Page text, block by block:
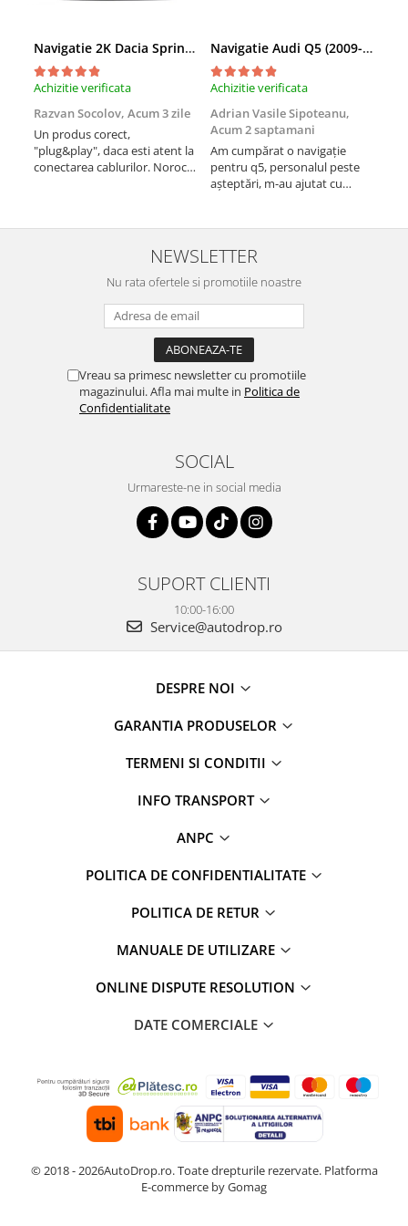
Navigatie 2K Dacia Spring (2021- Prezent), Android, S-Quadcore / 4GB RAM + 64GB ROM, 9.5 Inch - AD-BGS90042K+AD-BGRKIT366V4s
Achizitie verificata
Razvan Socolov, Acum 3 zile
Un produs corect,
"plug&play", daca esti atent la
conectarea cablurilor. Noroc
indrumat pas cu pas si mi-a
atras atentia ca nu era
conectat cablul de video de la
Navigatie Audi Q5 (2009-2017), Linux OS & OEM, MMI 3G, CarPlay & Android Auto Wireless, MirrorLink, Camera AHD, 12.3 Inch - AD-BGAALNXH+AD-BGRKITQ5002
Achizitie verificata
Adrian Vasile Sipoteanu,
Acum 2 saptamani
Am cumpărat o navigație
pentru q5, personalul peste
așteptări, m-au ajutat cu
rânduri. Foarte serviabili,
livrare rapidă, suport tehnic,
totul impecabil, o să revin la ei
și pentru vi...
NEWSLETTER
Nu rata ofertele si promotiile noastre
Vreau sa primesc newsletter cu promotiile
magazinului. Afla mai multe in Politica de
Confidentialitate
SOCIAL
Urmareste-ne in social media
SUPORT CLIENTI
10:00-16:00
Service@autodrop.ro
DESPRE NOI
GARANTIA PRODUSELOR
TERMENI SI CONDITII
INFO TRANSPORT
ANPC
POLITICA DE CONFIDENTIALITATE
POLITICA DE RETUR
MANUALE DE UTILIZARE
ONLINE DISPUTE RESOLUTION
DATE COMERCIALE
© 2018 - 2026AutoDrop.ro. Toate drepturile rezervate. Platforma
E-commerce by Gomag